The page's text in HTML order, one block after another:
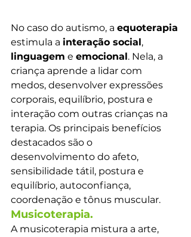
No caso do autismo, a equoterapia
estimula a interação social,
linguagem e emocional. Nela, a
criança aprende a lidar com
medos, desenvolver expressões
corporais, equilíbrio, postura e
interação com outras crianças na
terapia. Os principais benefícios
destacados são o
desenvolvimento do afeto,
sensibilidade tátil, postura e
equilíbrio, autoconfiança,
coordenação e tônus muscular.
Musicoterapia.
A musicoterapia mistura a arte,